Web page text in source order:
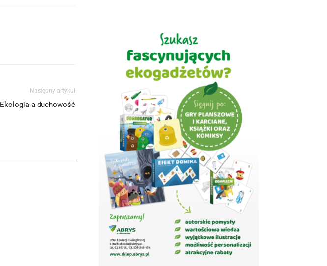
Następny artykuł
Ekologia a duchowość